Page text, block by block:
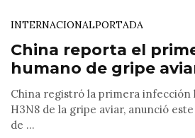
INTERNACIONALPORTADA
China reporta el
humano de gripe
China registró la primera infección
H3N8 de la gripe aviar, anunció
de ...